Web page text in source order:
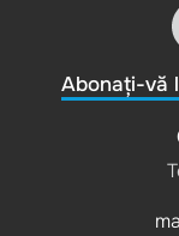
Abonați-vă